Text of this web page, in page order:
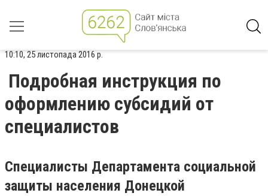
10:10, 25 листопада 2016 р.
Подробная инструкция по
оформлению субсидий от
специалистов
Специалисты Департамента социальной
защиты населения Донецкой